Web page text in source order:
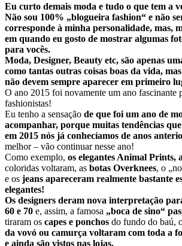
Eu curto demais moda e tudo o que tem a
Não sou 100% „blogueira fashion“ e não
corresponde à minha personalidade, mas,
em quando eu gosto de mostrar algumas
para vocês.
Moda, Designer, Beauty etc, são apenas
como tantas outras coisas boas da vida,
não devem sempre aparecer em primeiro
O ano 2015 foi novamente um ano fascinante
fashionistas!
Eu tenho a sensação de que foi um ano de
acompanhar, porque muitas tendências
em 2015 nós já conhecíamos de anos
melhor – vão continuar nesse ano!
Como exemplo, os elegantes Animal Prints,
coloridas voltaram, as botas Overknees, o
e os jeans apareceram realmente bastante
elegantes!
Os designers deram nova interpretação
60 e 70 e, assim, a famosa „boca de sino“
tiraram os capes e ponchos do fundo do baú,
da vovó ou camurça voltaram com toda a
e ainda são vistos nas lojas.